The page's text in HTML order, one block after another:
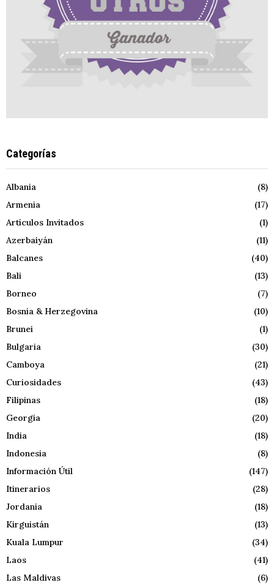
Categorías
Albania
(8)
Armenia
(17)
Artículos Invitados
(1)
Azerbaiyán
(11)
Balcanes
(40)
Bali
(13)
Borneo
(7)
Bosnia & Herzegovina
(10)
Brunei
(1)
Bulgaria
(30)
Camboya
(21)
Curiosidades
(43)
Filipinas
(18)
Georgia
(20)
India
(18)
Indonesia
(8)
Información Útil
(147)
Itinerarios
(28)
Jordania
(18)
Kirguistán
(13)
Kuala Lumpur
(34)
Laos
(41)
Las Maldivas
(6)